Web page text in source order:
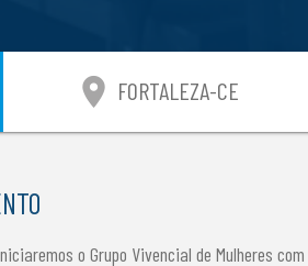
location_on FORTALEZA-CE
o Grupo Vivencial de Mulheres